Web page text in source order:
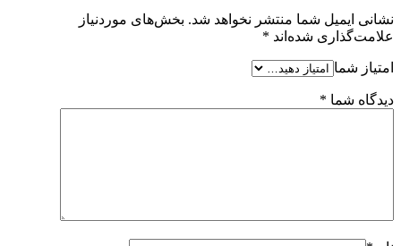
نشانی ایمیل شما منتشر نخواهد شد. بخش‌های موردنیاز
علامت‌گذاری شده‌اند *
امتیاز شما
دیدگاه شما *